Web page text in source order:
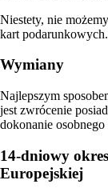
Niestety, nie
kart podarunkowych.
Wymiany
Najlepszym
jest zwrócenie
dokonanie
14-dniowy
Europejskiej